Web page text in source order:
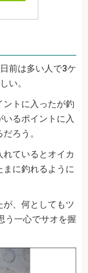
前は多い人で3ケ
い。
トに入ったが釣
るポイントに入
ろう。
ているとオイカ
まに釣れるように
が、何としてもツ
う一心でサオを握